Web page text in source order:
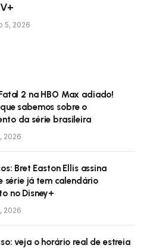
5, 2026
2 na HBO Max adiado!
sabemos sobre o
da série brasileira
2026
Bret Easton Ellis assina
série já tem calendário
no Disney+
2026
veja o horário real de estreia